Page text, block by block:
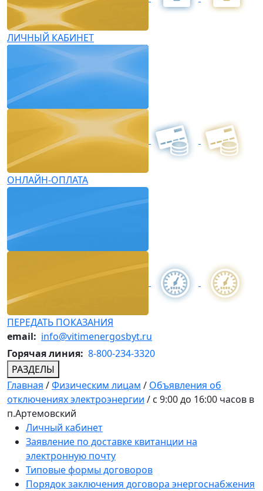
ЛИЧНЫЙ КАБИНЕТ
ОНЛАЙН-ОПЛАТА
ПЕРЕДАТЬ ПОКАЗАНИЯ
email: info@vitimenergosbyt.ru
Горячая линия: 8-800-234-3320
РАЗДЕЛЫ
Главная /Физическим лицам / Объявления об
отключениях электроэнергии / с 9:00 до 16:00 часов в
п.Артемовский
Личный кабинет
Заявление по доставке квитанции на
электронную почту
Типовые формы договоров
Порядок заключения договора энергоснабжения